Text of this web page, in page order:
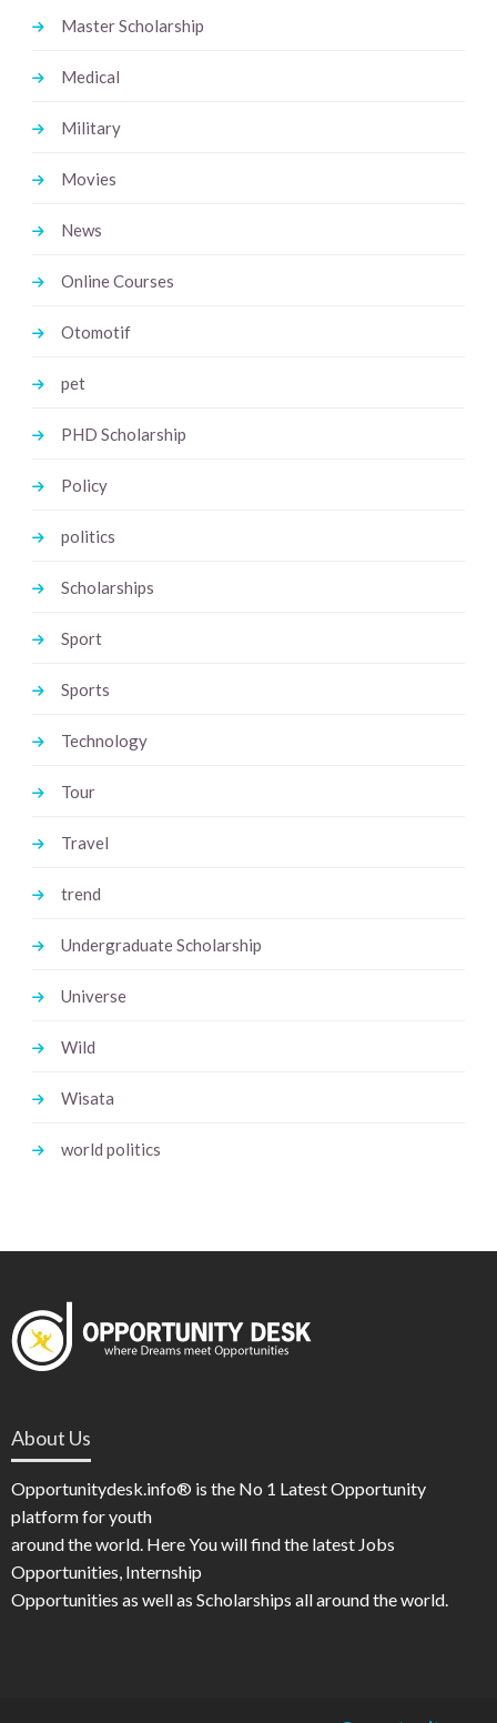
Master Scholarship
Medical
Military
Movies
News
Online Courses
Otomotif
pet
PHD Scholarship
Policy
politics
Scholarships
Sport
Sports
Technology
Tour
Travel
trend
Undergraduate Scholarship
Universe
Wild
Wisata
world politics
About Us
Opportunitydesk.info® is the No 1 Latest Opportunity
platform for youth
around the world. Here You will find the latest Jobs
Opportunities, Internship
Opportunities as well as Scholarships all around the world.